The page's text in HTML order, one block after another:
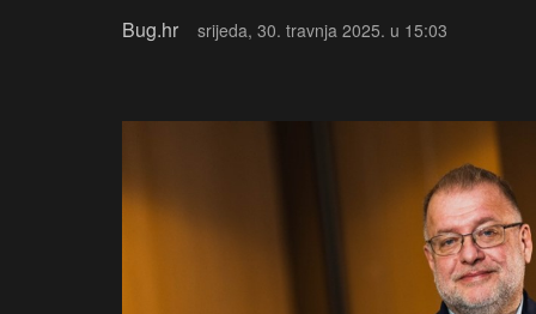
Bug.hr srijeda, 30. travnja 2025. u 15:03